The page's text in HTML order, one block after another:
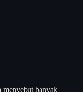
menyebut banyak